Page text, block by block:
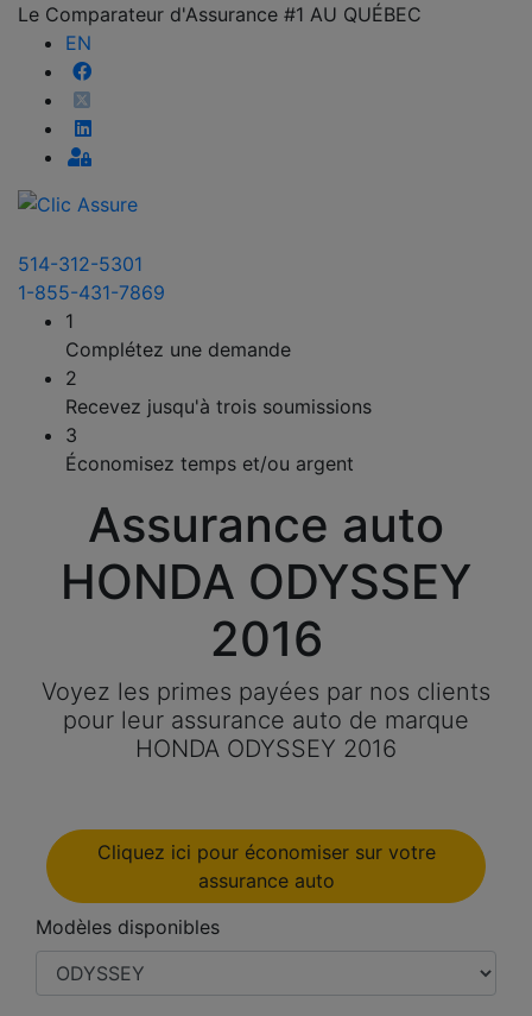
Le Comparateur d'Assurance #1 AU QUÉBEC
EN
514-312-5301
1-855-431-7869
1
Complétez une demande
2
Recevez jusqu'à trois soumissions
3
Économisez temps et/ou argent
Assurance auto
HONDA ODYSSEY
2016
Voyez les primes payées par nos clients
pour leur assurance auto de marque
HONDA ODYSSEY 2016
Cliquez ici pour économiser sur votre
assurance auto
Modèles disponibles